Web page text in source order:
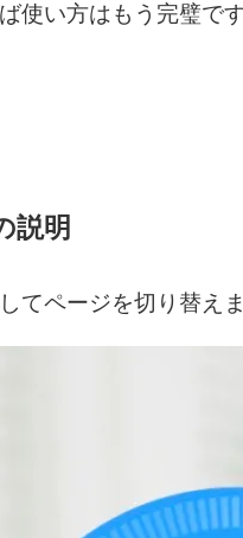
使い方はもう完璧で
説明
てページを切り替え